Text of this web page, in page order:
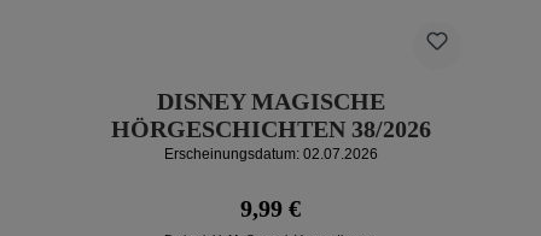
DISNEY MAGISCHE
HÖRGESCHICHTEN 38/2026
Erscheinungsdatum: 02.07.2026
Regulärer Preis:
9,99 €